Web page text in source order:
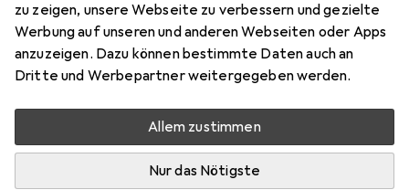
zu zeigen, unsere Webseite zu verbessern und gezielte
Werbung auf unseren und anderen Webseiten oder Apps
anzuzeigen. Dazu können bestimmte Daten auch an
Dritte und Werbepartner weitergegeben werden.
Allem zustimmen
Nur das Nötigste
Schneller lieferbar
Angebot für
EUR
286,04
Mehr von Zebra
Zwischen Di, 11.8. und Mo, 17.8. geliefert